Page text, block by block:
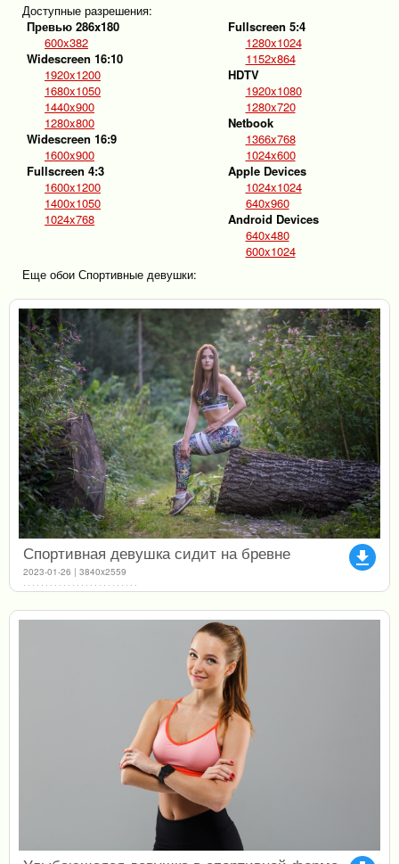
Доступные разрешения:
Превью 286x180
600x382
Widescreen 16:10
1920x1200
1680x1050
1440x900
1280x800
Widescreen 16:9
1600x900
Fullscreen 4:3
1600x1200
1400x1050
1024x768
Fullscreen 5:4
1280x1024
1152x864
HDTV
1920x1080
1280x720
Netbook
1366x768
1024x600
Apple Devices
1024x1024
640x960
Android Devices
640x480
600x1024
Еще обои Спортивные девушки:
file_download
Спортивная девушка сидит на бревне
2023-01-26 | 3840x2559